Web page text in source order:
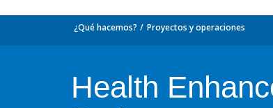
¿Qué hacemos? Proyectos y operaciones
Health